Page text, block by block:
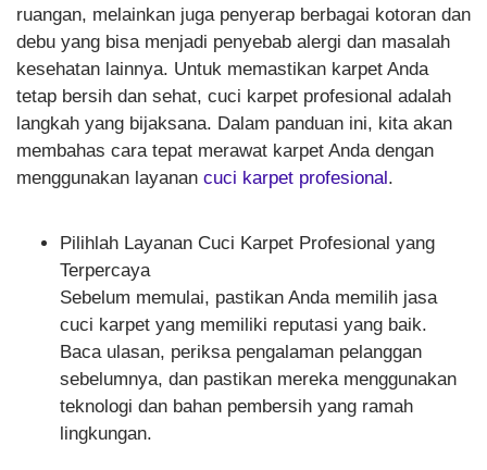
ruangan, melainkan juga penyerap berbagai kotoran dan
debu yang bisa menjadi penyebab alergi dan masalah
kesehatan lainnya. Untuk memastikan karpet Anda
tetap bersih dan sehat, cuci karpet profesional adalah
langkah yang bijaksana. Dalam panduan ini, kita akan
membahas cara tepat merawat karpet Anda dengan
menggunakan layanan cuci karpet profesional .
Pilihlah Layanan Cuci Karpet Profesional yang
Terpercaya
Sebelum memulai, pastikan Anda memilih jasa
cuci karpet yang memiliki reputasi yang baik.
Baca ulasan, periksa pengalaman pelanggan
sebelumnya, dan pastikan mereka menggunakan
teknologi dan bahan pembersih yang ramah
lingkungan.